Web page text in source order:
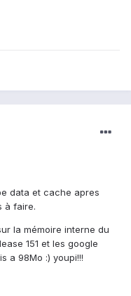
data et cache apres
à faire.
la mémoire interne du
151 et les google
a 98Mo :) youpi!!!